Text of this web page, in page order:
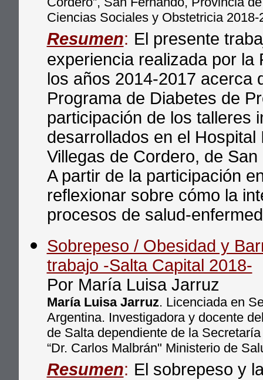
Ciencias Sociales y Obstetricia 2018-
Resumen: El presente
experiencia realizada por la
los años 2014-2017 acerca
Programa de Diabetes de
participación de los talleres
desarrollados en el
Villegas de Cordero, de
A partir de la participación
reflexionar sobre cómo la
procesos de salud-
Sobrepeso / Obesidad y
trabajo -Salta Capital 2018-
Por María Luisa Jarruz
María Luisa Jarruz. Licenciada en
Argentina. Investigadora y docente
de Salta dependiente de la
“Dr. Carlos Malbrán" Ministerio de
Resumen: El sobrepeso y